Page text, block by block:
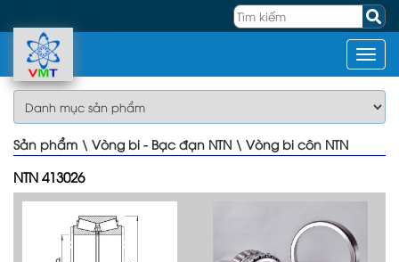
Sản phẩm \ Vòng bi - Bạc đạn NTN \ Vòng bi côn NTN
NTN 413026